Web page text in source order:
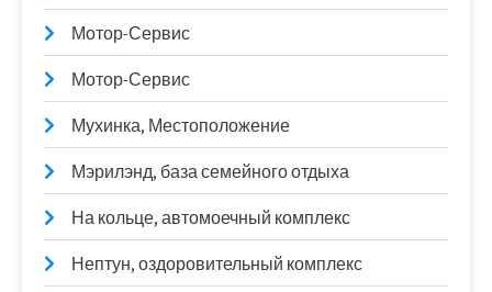
Мотор-Сервис
Мотор-Сервис
Мухинка, Местоположение
Мэрилэнд, база семейного отдыха
На кольце, автомоечный комплекс
Нептун, оздоровительный комплекс